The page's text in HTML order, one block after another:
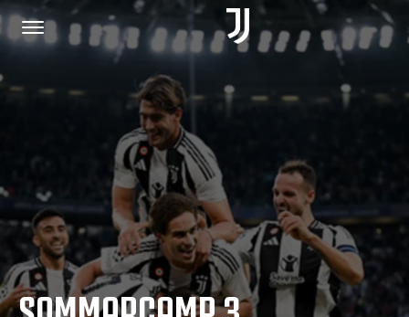
HOME
JOIN US
PRIVACY POLICY